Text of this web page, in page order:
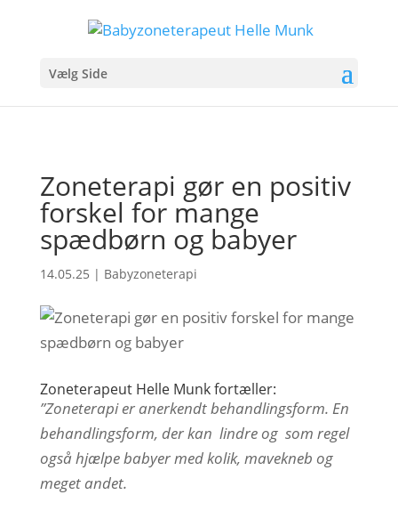
Vælg Side
Zoneterapi gør en positiv
forskel for mange
spædbørn og babyer
14.05.25 | Babyzoneterapi
Zoneterapeut Helle Munk fortæller:
”Zoneterapi er anerkendt behandlingsform. En
behandlingsform, der kan lindre og som regel
også hjælpe babyer med kolik, mavekneb og
meget andet.